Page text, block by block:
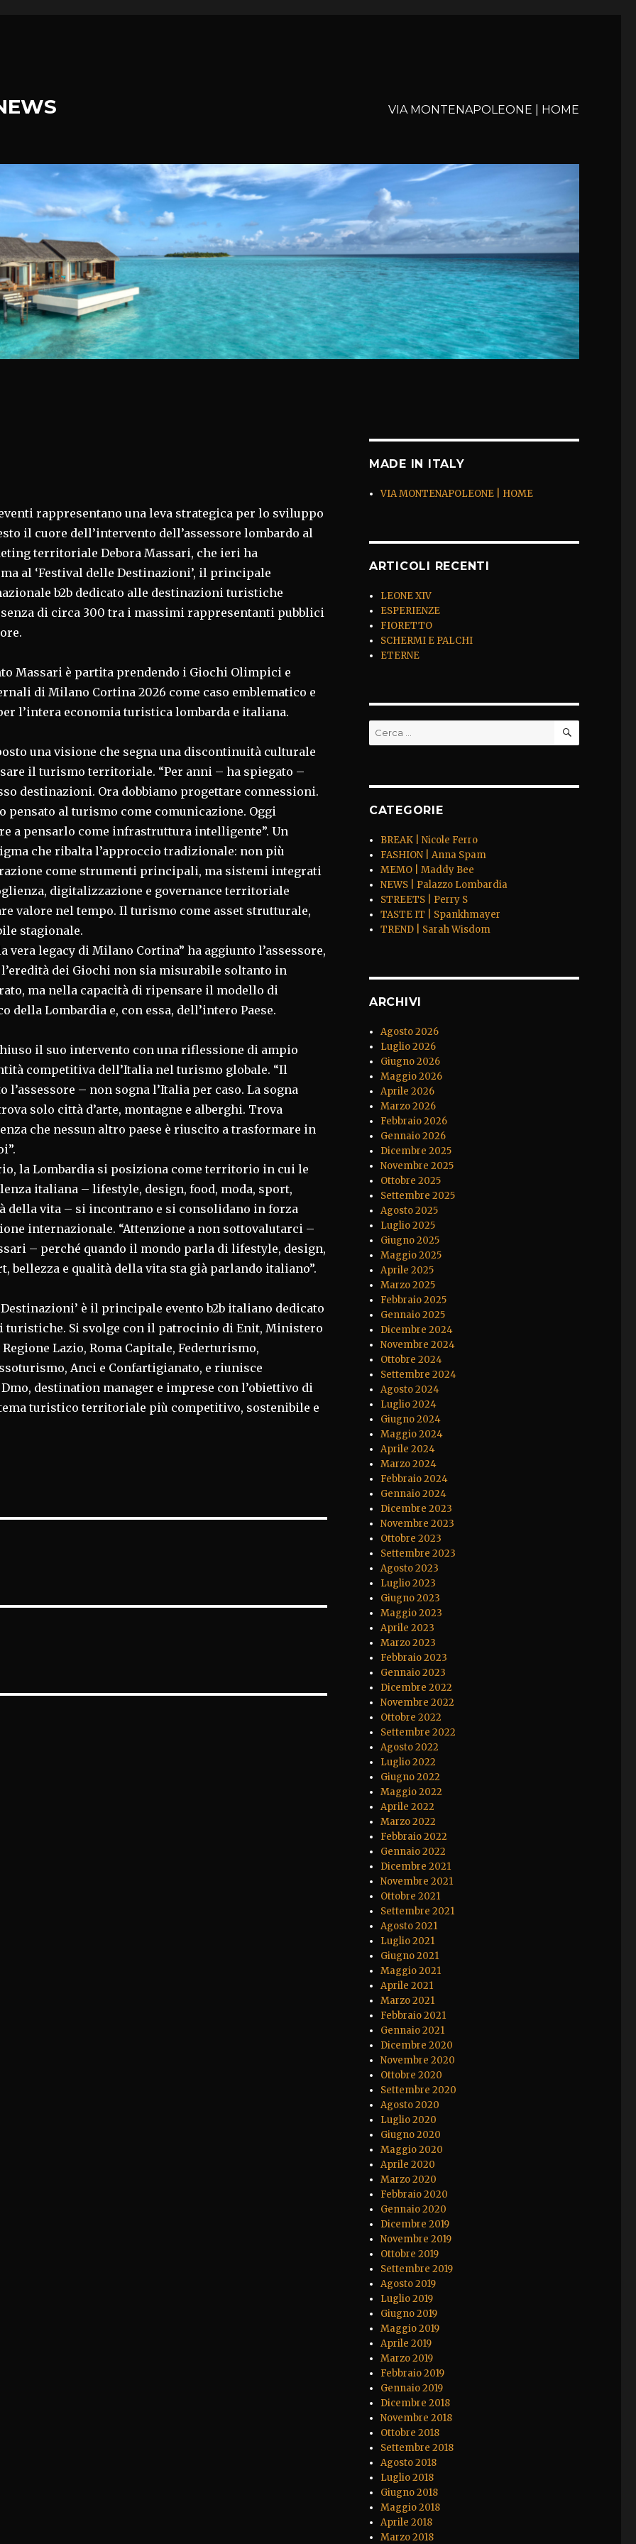
VIA MONTENAPOLEONE | HOME
rappresentano una leva strategica per lo sviluppo
il cuore dell’intervento dell’assessore lombardo al
territoriale Debora Massari, che ieri ha
al ‘Festival delle Destinazioni’, il principale
b2b dedicato alle destinazioni turistiche
di circa 300 tra i massimi rappresentanti pubblici
Massari è partita prendendo i Giochi Olimpici e
di Milano Cortina 2026 come caso emblematico e
l’intera economia turistica lombarda e italiana.
una visione che segna una discontinuità culturale
il turismo territoriale. “Per anni – ha spiegato –
destinazioni. Ora dobbiamo progettare connessioni.
pensato al turismo come comunicazione. Oggi
a pensarlo come infrastruttura intelligente”. Un
che ribalta l’approccio tradizionale: non più
come strumenti principali, ma sistemi integrati
digitalizzazione e governance territoriale
valore nel tempo. Il turismo come asset strutturale,
stagionale.
vera legacy di Milano Cortina” ha aggiunto l’assessore,
dei Giochi non sia misurabile soltanto in
ma nella capacità di ripensare il modello di
della Lombardia e, con essa, dell’intero Paese.
il suo intervento con una riflessione di ampio
competitiva dell’Italia nel turismo globale. “Il
l’assessore – non sogna l’Italia per caso. La sogna
solo città d’arte, montagne e alberghi. Trova
che nessun altro paese è riuscito a trasformare in
la Lombardia si posiziona come territorio in cui le
italiana – lifestyle, design, food, moda, sport,
della vita – si incontrano e si consolidano in forza
internazionale. “Attenzione a non sottovalutarci –
– perché quando il mondo parla di lifestyle, design,
bellezza e qualità della vita sta già parlando italiano”.
è il principale evento b2b italiano dedicato
turistiche. Si svolge con il patrocinio di Enit, Ministero
Lazio, Roma Capitale, Federturismo,
Anci e Confartigianato, e riunisce
destination manager e imprese con l’obiettivo di
turistico territoriale più competitivo, sostenibile e
MADE IN ITALY
VIA MONTENAPOLEONE | HOME
ARTICOLI RECENTI
LEONE XIV
ESPERIENZE
FIORETTO
SCHERMI E PALCHI
ETERNE
Cerca: CERCA
CATEGORIE
BREAK | Nicole Ferro
FASHION | Anna Spam
MEMO | Maddy Bee
NEWS | Palazzo Lombardia
STREETS | Perry S
TASTE IT | Spankhmayer
TREND | Sarah Wisdom
ARCHIVI
Agosto 2026
Luglio 2026
Giugno 2026
Maggio 2026
Aprile 2026
Marzo 2026
Febbraio 2026
Gennaio 2026
Dicembre 2025
Novembre 2025
Ottobre 2025
Settembre 2025
Agosto 2025
Luglio 2025
Giugno 2025
Maggio 2025
Aprile 2025
Marzo 2025
Febbraio 2025
Gennaio 2025
Dicembre 2024
Novembre 2024
Ottobre 2024
Settembre 2024
Agosto 2024
Luglio 2024
Giugno 2024
Maggio 2024
Aprile 2024
Marzo 2024
Febbraio 2024
Gennaio 2024
Dicembre 2023
Novembre 2023
Ottobre 2023
Settembre 2023
Agosto 2023
Luglio 2023
Giugno 2023
Maggio 2023
Aprile 2023
Marzo 2023
Febbraio 2023
Gennaio 2023
Dicembre 2022
Novembre 2022
Ottobre 2022
Settembre 2022
Agosto 2022
Luglio 2022
Giugno 2022
Maggio 2022
Aprile 2022
Marzo 2022
Febbraio 2022
Gennaio 2022
Dicembre 2021
Novembre 2021
Ottobre 2021
Settembre 2021
Agosto 2021
Luglio 2021
Giugno 2021
Maggio 2021
Aprile 2021
Marzo 2021
Febbraio 2021
Gennaio 2021
Dicembre 2020
Novembre 2020
Ottobre 2020
Settembre 2020
Agosto 2020
Luglio 2020
Giugno 2020
Maggio 2020
Aprile 2020
Marzo 2020
Febbraio 2020
Gennaio 2020
Dicembre 2019
Novembre 2019
Ottobre 2019
Settembre 2019
Agosto 2019
Luglio 2019
Giugno 2019
Maggio 2019
Aprile 2019
Marzo 2019
Febbraio 2019
Gennaio 2019
Dicembre 2018
Novembre 2018
Ottobre 2018
Settembre 2018
Agosto 2018
Luglio 2018
Giugno 2018
Maggio 2018
Aprile 2018
Marzo 2018